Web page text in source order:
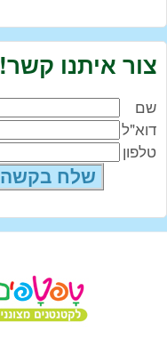
צור איתנו קשר!
שם
דוא"ל
טלפון